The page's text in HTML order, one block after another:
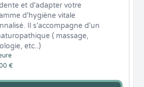
€
et d'adapter votre
d'hygiène vitale
Il s'accompagne d'un
( massage,
etc..)